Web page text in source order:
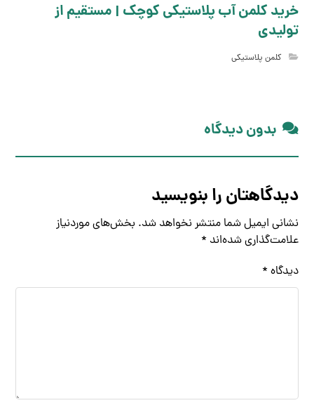
خرید کلمن آب پلاستیکی کوچک | مستقیم از
تولیدی
کلمن پلاستیکی
بدون دیدگاه
دیدگاهتان را بنویسید
نشانی ایمیل شما منتشر نخواهد شد. بخش‌های موردنیاز
علامت‌گذاری شده‌اند *
دیدگاه *